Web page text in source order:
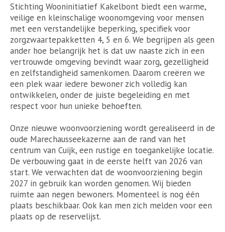
Stichting Wooninitiatief Kakelbont biedt een warme,
veilige en kleinschalige woonomgeving voor mensen
met een verstandelijke beperking, specifiek voor
zorgzwaartepakketten 4, 5 en 6. We begrijpen als geen
ander hoe belangrijk het is dat uw naaste zich in een
vertrouwde omgeving bevindt waar zorg, gezelligheid
en zelfstandigheid samenkomen. Daarom creëren we
een plek waar iedere bewoner zich volledig kan
ontwikkelen, onder de juiste begeleiding en met
respect voor hun unieke behoeften.
Onze nieuwe woonvoorziening wordt gerealiseerd in de
oude Marechausseekazerne aan de rand van het
centrum van Cuijk, een rustige en toegankelijke locatie.
De verbouwing gaat in de eerste helft van 2026 van
start. We verwachten dat de woonvoorziening begin
2027 in gebruik kan worden genomen. Wij bieden
ruimte aan negen bewoners. Momenteel is nog één
plaats beschikbaar. Ook kan men zich melden voor een
plaats op de reservelijst.